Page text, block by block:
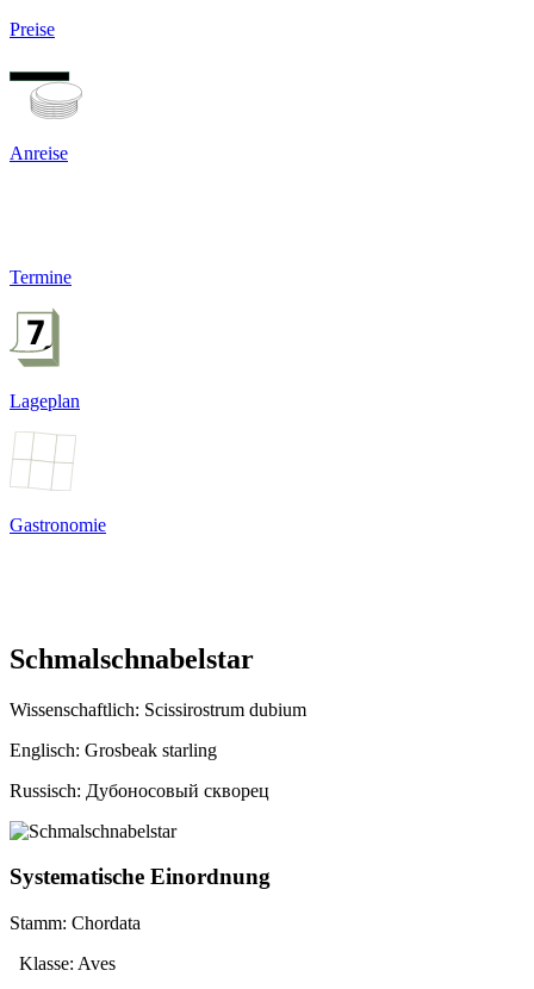
Preise
Anreise
Termine
Lageplan
Gastronomie
Schmalschnabelstar
Wissenschaftlich: Scissirostrum dubium
Englisch: Grosbeak starling
Russisch: Дубоносовый скворец
Systematische Einordnung
Stamm: Chordata
Klasse: Aves